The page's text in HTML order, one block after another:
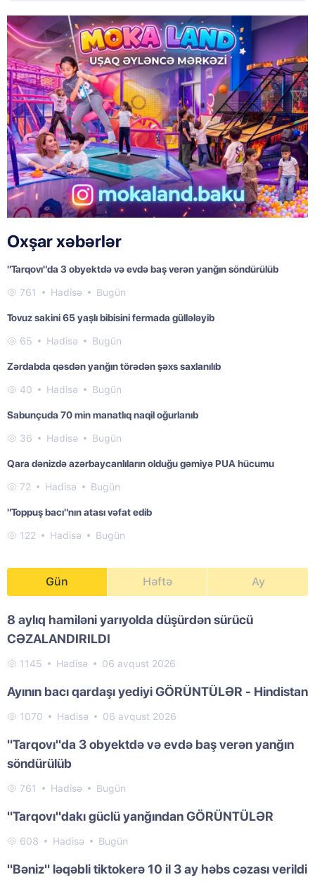
Oxşar xəbərlər
"Tarqovı"da 3 obyektdə və evdə baş verən yanğın söndürülüb
761 Hadisə Bugün
Tovuz sakini 65 yaşlı bibisini fermada güllələyib
65 Hadisə Bugün
Zərdabda qəsdən yanğın törədən şəxs saxlanılıb
40 Hadisə Bugün
Sabunçuda 70 min manatlıq naqil oğurlanıb
36 Hadisə Bugün
Qara dənizdə azərbaycanlıların olduğu gəmiyə PUA hücumu
72 Hadisə Bugün
"Toppuş bacı"nın atası vəfat edib
122 Hadisə Bugün
Gün Həftə Ay
8 aylıq hamiləni yarıyolda düşürdən sürücü
CƏZALANDIRILDI
1145 Hadisə 06 avqust 2026
Ayının bacı qardaşı yediyi GÖRÜNTÜLƏR - Hindistan
1070 Hadisə 06 avqust 2026
"Tarqovı"da 3 obyektdə və evdə baş verən yanğın
söndürülüb
761 Hadisə Bugün
"Tarqovı"dakı güclü yanğından GÖRÜNTÜLƏR
608 Hadisə Bugün
"Bəniz" ləqəbli tiktokerə 10 il 3 ay həbs cəzası verildi